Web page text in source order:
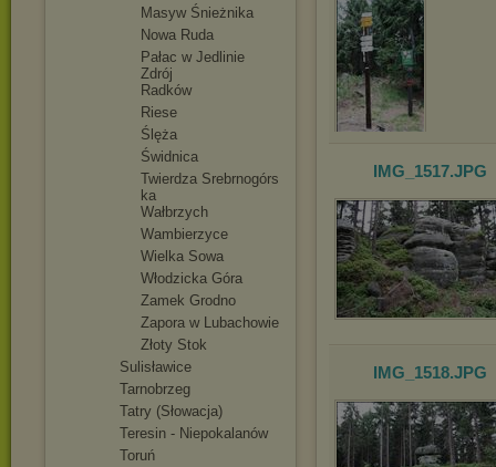
Masyw Śnieżnika
Nowa Ruda
Pałac w Jedlinie
Zdrój
Radków
Riese
Ślęża
Świdnica
Twierdza Srebrnogórs
ka
Wałbrzych
Wambierzyce
Wielka Sowa
Włodzicka Góra
Zamek Grodno
Zapora w Lubachowie
Złoty Stok
Sulisławice
Tarnobrzeg
Tatry (Słowacja)
Teresin - Niepokalanów
Toruń
IMG_1517.JPG
IMG_1518.JPG